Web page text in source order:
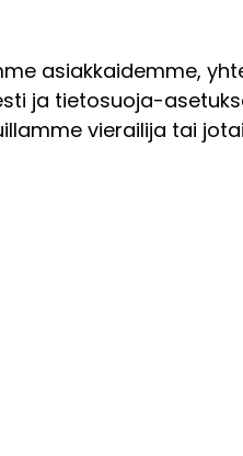
asiakkaidemme,
ja tietosuoja-
vierailija tai